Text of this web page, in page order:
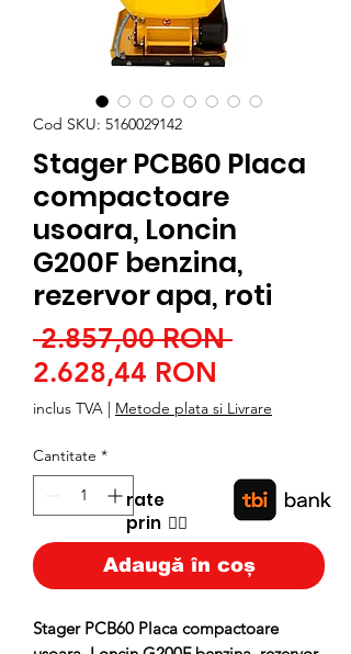
Cod SKU: 5160029142
Stager PCB60 Placa
compactoare
usoara, Loncin
G200F benzina,
rezervor apa, roti
2.857,00 RON Preț
2.628,44 RON
redus
inclus TVA | Metode plata si Livrare
Cantitate *
Adaugă în coș
Stager PCB60 Placa compactoare
rate
prin 👉🏿